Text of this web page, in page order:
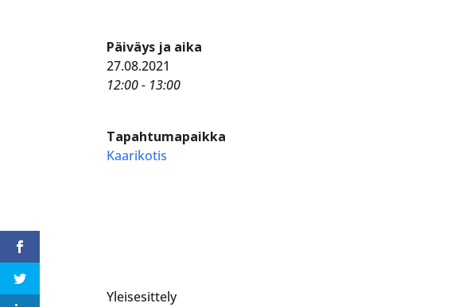
Päiväys ja aika
27.08.2021
12:00 - 13:00
Tapahtumapaikka
Kaarikotis
Yleisesittely